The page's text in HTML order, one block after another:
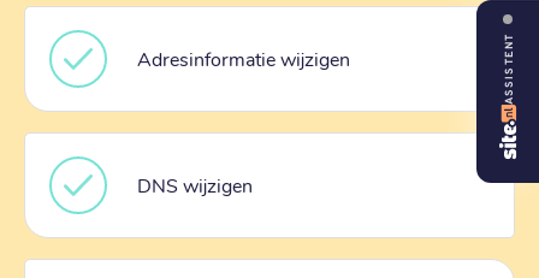
Adresinformatie wijzigen
DNS wijzigen
ASSISTENT